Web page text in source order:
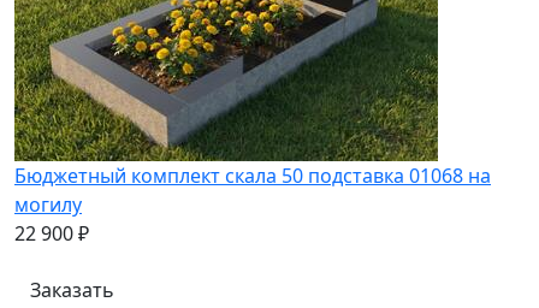
Бюджетный комплект скала 50 подставка 01068 на
могилу
22 900 ₽
Заказать